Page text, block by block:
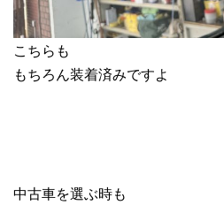
こちらも
もちろん装着済みですよ
中古車を選ぶ時も